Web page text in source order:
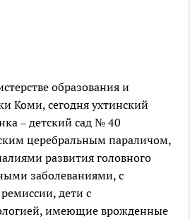
образования и
Коми, сегодня ухтинский
– детский сад № 40
церебральным параличом,
развития головного
заболеваниями, с
дети с
имеющие врожденные